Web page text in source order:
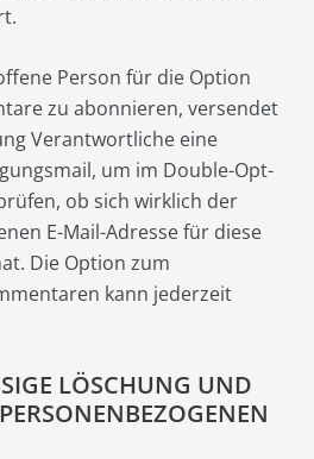
Person für die Option
zu abonnieren, versendet
Verantwortliche eine
um im Double-Opt-
ob sich wirklich der
E-Mail-Adresse für diese
Die Option zum
kann jederzeit
LÖSCHUNG UND